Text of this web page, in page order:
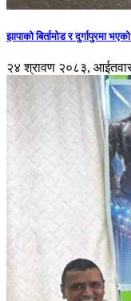
झापाको बिर्तामोड र दुर्गापुरमा
२४ श्रावण २०८३,